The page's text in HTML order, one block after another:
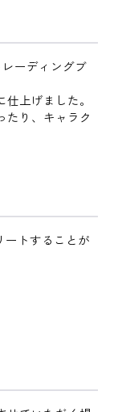
ーディングブ
上げました。
たり、キャラク
ートすることが